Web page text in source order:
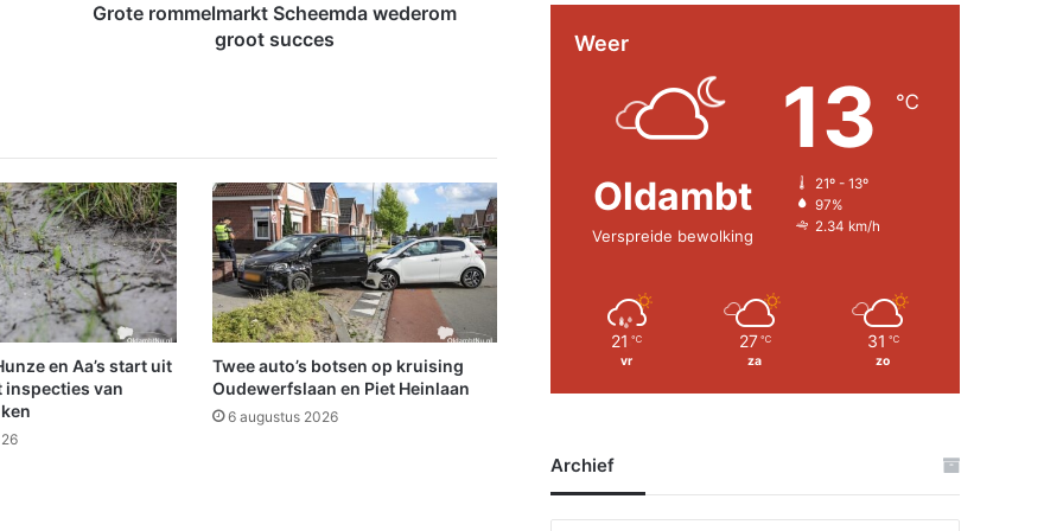
t
S
c
h
e
e
m
d
a
w
Grote rommelmarkt Scheemda wederom
groot succes
en Aa’s start uit
van
Twee auto’s botsen op kruising
Oudewerfslaan en Piet Heinlaan
6 augustus 2026
Weer
Oldambt
Verspreide bewolking
13 ℃
21º - 13º
97%
2.34 km/h
21 ℃
vr
27 ℃
za
31 ℃
zo
Archief